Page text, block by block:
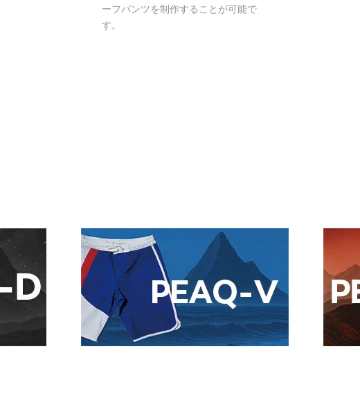
ーフパンツを制作することが可能で
す。